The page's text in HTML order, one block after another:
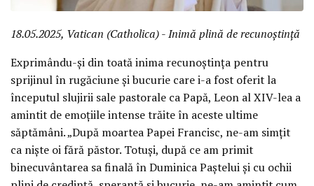
18.05.2025, Vatican (Catholica)-Inimă plină de recunoștință
Exprimându-și din toată inima recunoștința pentru
sprijinul în rugăciune și bucurie care i-a fost oferit la
începutul slujirii sale pastorale ca Papă, Leon al XIV-lea a
amintit de emoțiile intense trăite în aceste ultime
săptămâni. „După moartea Papei Francisc, ne-am simțit
ca niște oi fără păstor. Totuși, după ce am primit
binecuvântarea sa finală în Duminica Paștelui și cu ochii